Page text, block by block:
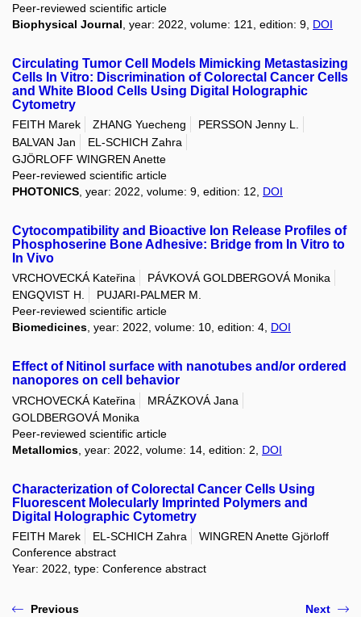
Peer-reviewed scientific article
Biophysical Journal , year: 2022, volume: 121, edition: 9, DOI
Circulating Tumor Cell Models Mimicking Metastasizing
Cells In Vitro: Discrimination of Colorectal Cancer Cells
and White Blood Cells Using Digital Holographic
Cytometry
FEITH Marek ZHANG Yuecheng
PERSSON Jenny L.
BALVAN Jan
EL-SCHICH Zahra
GJÖRLOFF WINGREN Anette
Peer-reviewed scientific article
PHOTONICS , year: 2022, volume: 9, edition: 12, DOI
Cytocompatibility and Bioactive Ion Release Profiles of
Phosphoserine Bone Adhesive: Bridge from In Vitro to
In Vivo
VRCHOVECKÁ Kateřina
PÁVKOVÁ GOLDBERGOVÁ Monika
ENGQVIST H.
PUJARI-PALMER M.
Peer-reviewed scientific article
Biomedicines, year: 2022, volume: 10, edition: 4, DOI
Effect of Nitinol surface with nanotubes and/or ordered
nanopores on cell behavior
VRCHOVECKÁ Kateřina
MRÁZKOVÁ Jana
GOLDBERGOVÁ Monika
Peer-reviewed scientific article
Metallomics , year: 2022, volume: 14, edition: 2, DOI
Characterization of Colorectal Cancer Cells Using
Fluorescent Molecularly Imprinted Polymers and
Digital Holographic Cytometry
FEITH Marek EL-SCHICH Zahra
WINGREN Anette Gjörloff
Conference abstract
Year: 2022, type: Conference abstract
Previous Next